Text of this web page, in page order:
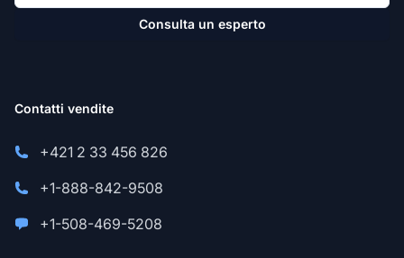
Consulta un esperto
Contatti vendite
+421 2 33 456 826
+1-888-842-9508
+1-508-469-5208